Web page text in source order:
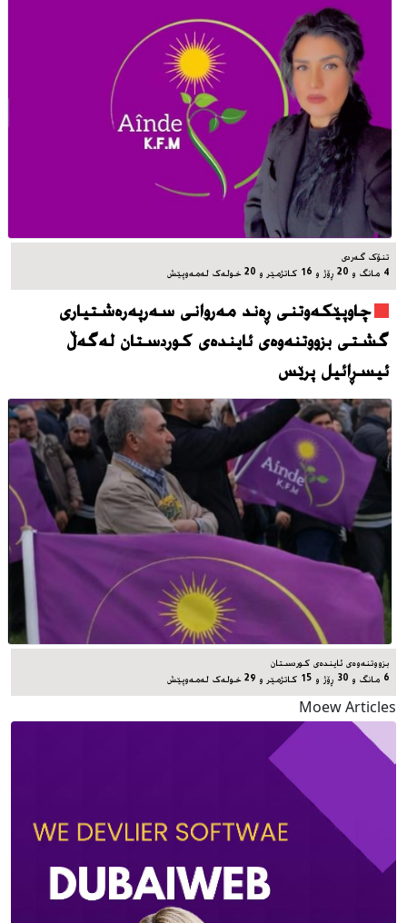
تنۆک گەردی
4 مانگ و 20 ڕۆژ و 16 کاتژمێر و 20 خوله‌ک له‌مه‌وپێش‌
چاوپێکەوتنی ڕەند مەروانی سەرپەرەشتیاری
گشتی بزووتنەوەی ئایندەی کوردستان لەگەڵ
ئیسڕائیل پرێس
بزووتنەوەی ئایندەی کوردستان
6 مانگ و 30 ڕۆژ و 15 کاتژمێر و 29 خوله‌ک له‌مه‌وپێش‌
Moew Articles